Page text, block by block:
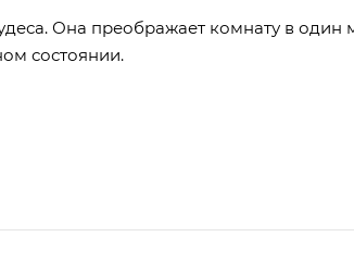
Она преображает комнату в один
состоянии.